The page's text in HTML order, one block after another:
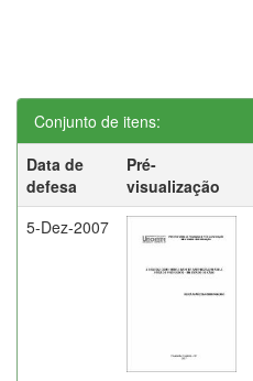
Conjunto de itens:
Data de
defesa
Pré-
visualização
5-Dez-2007